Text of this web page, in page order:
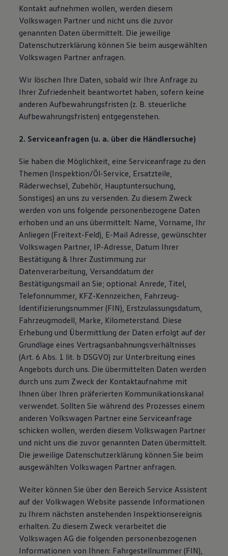
Kontakt aufnehmen wollen, werden diesem
Volkswagen Partner und nicht uns die zuvor
genannten Daten übermittelt. Die jeweilige
Datenschutzerklärung können Sie beim ausgewählten
Volkswagen Partner anfragen.
Wir löschen Ihre Daten, sobald wir Ihre Anfrage zu
Ihrer Zufriedenheit beantwortet haben, sofern keine
anderen Aufbewahrungsfristen (z. B. steuerliche
Aufbewahrungsfristen) entgegenstehen.
2. Serviceanfragen (u. a. über die Händlersuche)
Sie haben die Möglichkeit, eine Serviceanfrage zu den
Themen (Inspektion/Öl-Service, Ersatzteile,
Räderwechsel, Zubehör, Hauptuntersuchung,
Sonstiges) an uns zu versenden. Zu diesem Zweck
werden von uns folgende personenbezogene Daten
erhoben und an uns übermittelt: Name, Vorname, Ihr
Anliegen (Freitext-Feld), E-Mail Adresse, gewünschter
Volkswagen Partner, IP-Adresse, Datum Ihrer
Bestätigung & Ihrer Zustimmung zur
Datenverarbeitung, Versanddatum der
Bestätigungsmail an Sie; optional: Anrede, Titel,
Telefonnummer, KFZ-Kennzeichen, Fahrzeug-
Identifizierungsnummer (FIN), Erstzulassungsdatum,
Fahrzeugmodell, Marke, Kilometerstand. Diese
Erhebung und Übermittlung der Daten erfolgt auf der
Grundlage eines Vertragsanbahnungsverhältnisses
(Art. 6 Abs. 1 lit. b DSGVO) zur Unterbreitung eines
Angebots durch uns. Die übermittelten Daten werden
durch uns zum Zweck der Kontaktaufnahme mit
Ihnen über Ihren präferierten Kommunikationskanal
verwendet. Sollten Sie während des Prozesses einem
anderen Volkswagen Partner eine Serviceanfrage
schicken wollen, werden diesem Volkswagen Partner
und nicht uns die zuvor genannten Daten übermittelt.
Die jeweilige Datenschutzerklärung können Sie beim
ausgewählten Volkswagen Partner anfragen.
Weiter können Sie über den Bereich Service Assistent
auf der Volkwagen Website passende Informationen
zu Ihrem nächsten anstehenden Inspektionsereignis
erhalten. Zu diesem Zweck verarbeitet die
Volkswagen AG die folgenden personenbezogenen
Informationen von Ihnen: Fahrgestellnummer (FIN),